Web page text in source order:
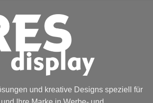
und kreative Designs speziell für